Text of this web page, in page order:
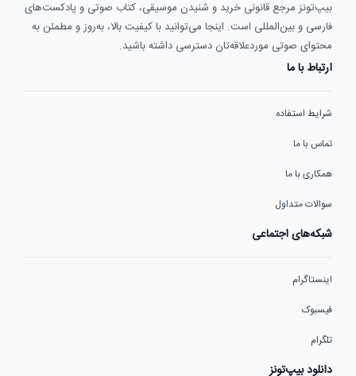
بیپ‌تونز مرجع قانونی خرید و شنیدن موسیقی، کتاب صوتی و پادکست‌های
فارسی و بین‌المللی است. اینجا می‌توانید با کیفیت بالا، به‌روز و مطمئن به
محتوای صوتی موردعلاقه‌تان دسترسی داشته باشید.
ارتباط با ما
شرایط استفاده
تماس با ما
همکاری با ما
سوالات متداول
شبکه‌های اجتماعی
اینستاگرام
فیسبوک
تلگرام
دانلود بیپ‌تونز